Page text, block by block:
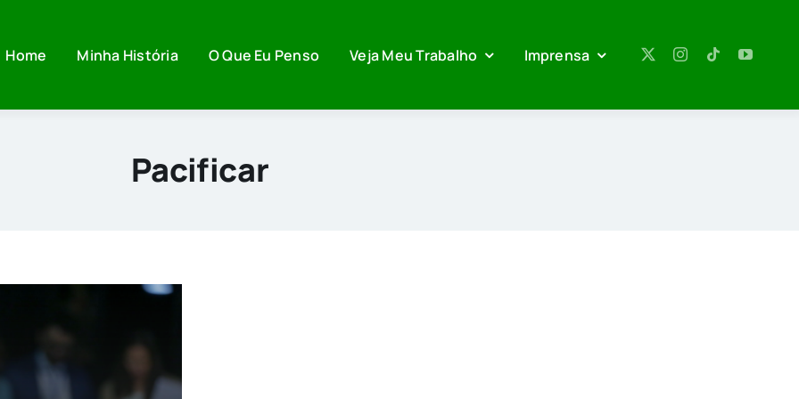
Home Minha História O Que Eu Penso Veja Meu Trabalho Imprensa
Pacificar